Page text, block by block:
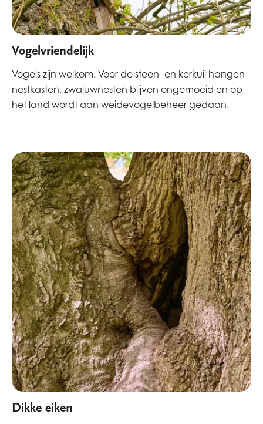
Vogelvriendelijk
Vogels zijn welkom. Voor de steen- en kerkuil hangen
nestkasten, zwaluwnesten blijven ongemoeid en op
het land wordt aan weidevogelbeheer gedaan.
Dikke eiken